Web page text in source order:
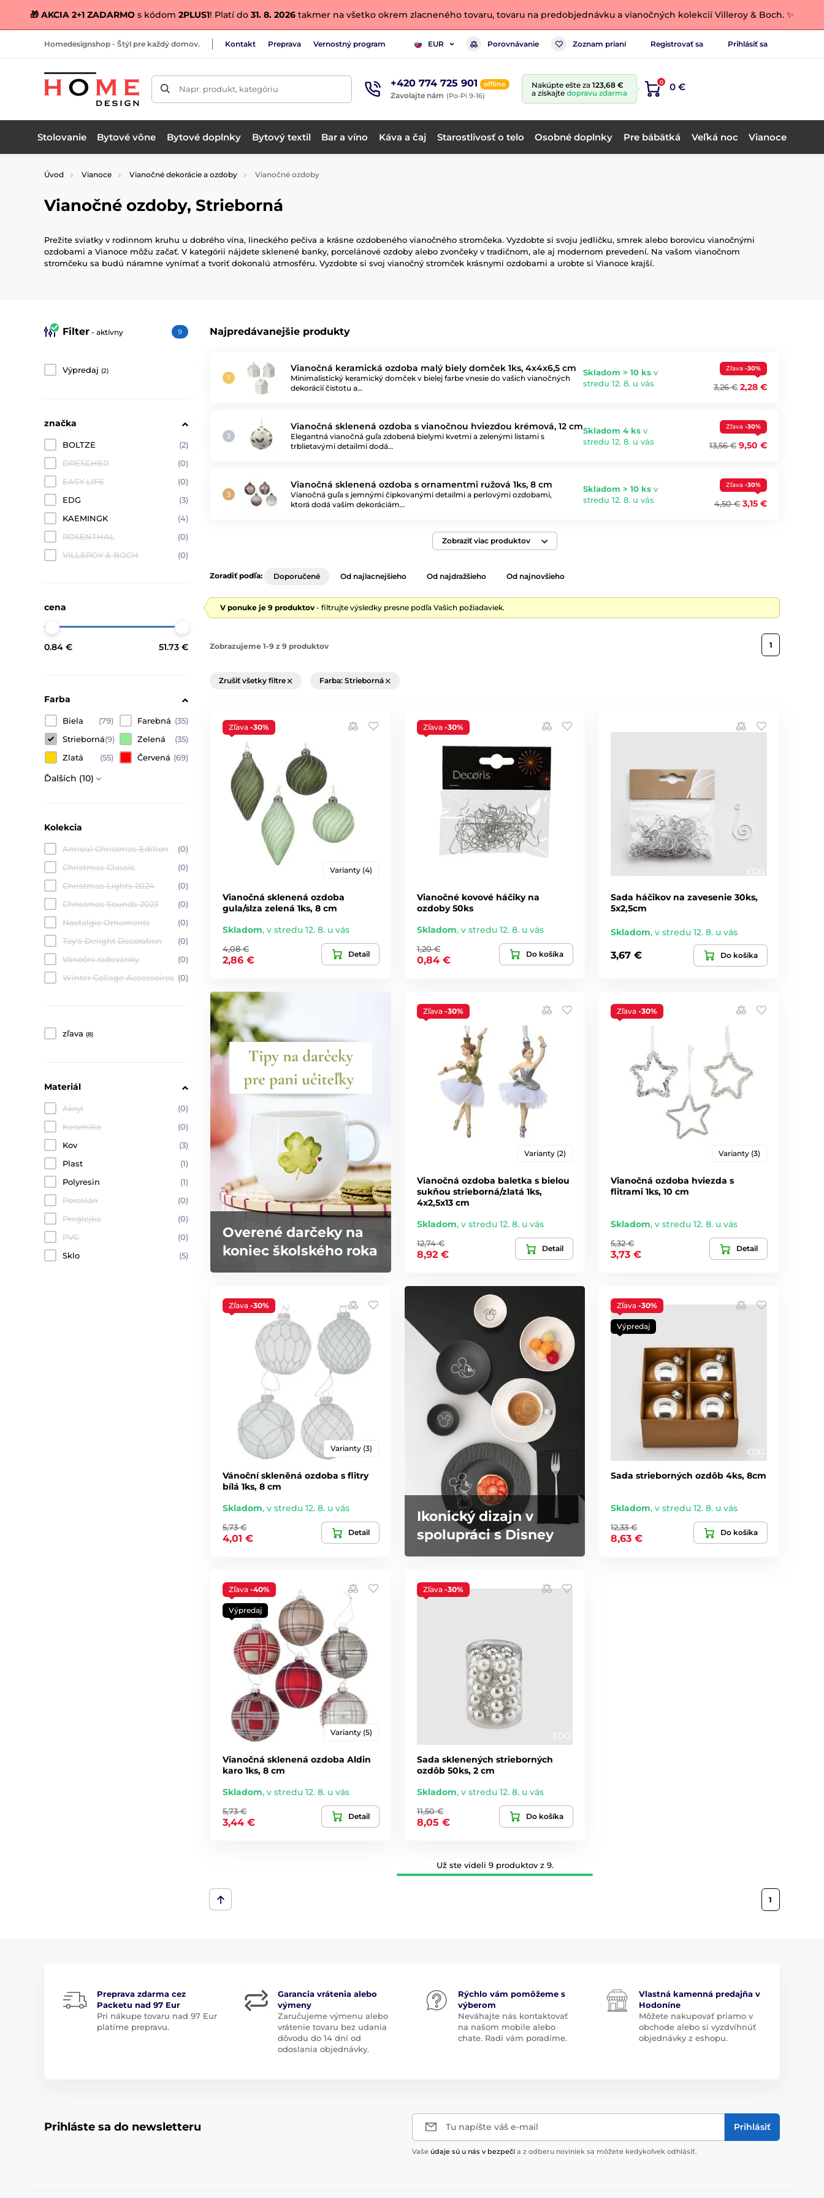
🎁 AKCIA 2+1 ZADARMO s kódom 2PLUS1! Platí do 31. 8. 2026 takmer na všetko okrem zlacneného tovaru, tovaru na predobjednávku a vianočných kolekcií Villeroy & Boch. ✨
Homedesignshop - Štýl pre každý domov. Kontakt Preprava Vernostný program EUR Porovnávanie Zoznam prianí Registrovať sa Prihlásiť sa
Napr. produkt, kategóriu +420 774 725 901 offline
Zavolajte nám (Po-Pi 9-16)
Nakúpte ešte za 123,68 €
a získajte dopravu zdarma
0 0 €
Stolovanie Bytové vône Bytové doplnky Bytový textil Bar a víno Káva a čaj Starostlivosť o telo Osobné doplnky Pre bábätká Veľká noc Vianoce
Úvod Vianoce Vianočné dekorácie a ozdoby Vianočné ozdoby
Vianočné ozdoby, Strieborná
Prežite sviatky v rodinnom kruhu u dobrého vína, lineckého pečiva a krásne ozdobeného vianočného stromčeka. Vyzdobte si svoju jedličku, smrek alebo borovicu vianočnými
ozdobami a Vianoce môžu začať. V kategórii nájdete sklenené banky, porcelánové ozdoby alebo zvončeky v tradičnom, ale aj modernom prevedení. Na vašom vianočnom
stromčeku sa budú náramne vynímať a tvoriť dokonalú atmosféru. Vyzdobte si svoj vianočný stromček krásnymi ozdobami a urobte si Vianoce krajší.
Najpredávanejšie produkty
Vianočná keramická ozdoba malý biely domček 1ks, 4x4x6,5 cm
Minimalistický keramický domček v bielej farbe vnesie do vašich vianočných
dekorácií čistotu a…
Skladom > 10 ks v
stredu 12. 8. u vás
Zľava -30%
3,26 € 2,28 €
Vianočná sklenená ozdoba s vianočnou hviezdou krémová, 12 cm
Elegantná vianočná guľa zdobená bielymi kvetmi a zelenými listami s
trblietavými detailmi dodá…
Skladom 4 ks v
stredu 12. 8. u vás
Zľava -30%
13,56 € 9,50 €
Vianočná sklenená ozdoba s ornamentmi ružová 1ks, 8 cm
Vianočná guľa s jemnými čipkovanými detailmi a perlovými ozdobami,
ktorá dodá vašim dekoráciám…
Skladom > 10 ks v
stredu 12. 8. u vás
Zľava -30%
4,50 € 3,15 €
Zobraziť viac produktov
Filter - aktívny 9
Výpredaj (2)
značka
BOLTZE
(2)
DRESCHER
(0)
EASY LIFE
(0)
EDG
(3)
KAEMINGK
(4)
ROSENTHAL
(0)
VILLEROY & BOCH
(0)
cena
0.84 € 51.73 €
Farba
Biela (79) Farebná (35)
Strieborná(9) Zelená
(35)
Zlatá
(55) Červená (69)
Ďalších (10)
Kolekcia
Annual Christmas Edition
(0)
Christmas Classic
(0)
Christmas Lights 2024
(0)
Christmas Sounds 2023
(0)
Nostalgic Ornaments
(0)
Toy's Delight Decoration
(0)
Vánoční radovánky
(0)
Winter Collage Accessoires (0)
zľava (8)
Materiál
Akryl
(0)
Keramika
(0)
Kov
(3)
Plast
(1)
Polyresin
(1)
Porcelán
(0)
Preglejka
(0)
PVC
(0)
Sklo
(5)
Zoradiť podľa: Doporučené Od najlacnejšieho Od najdražšieho Od najnovšieho
V ponuke je 9 produktov - filtrujte výsledky presne podľa Vašich požiadaviek.
Zobrazujeme 1-9 z 9 produktov 1
Zrušiť všetky filtre Farba: Strieborná
Zľava -30%
Varianty (4)
Vianočná sklenená ozdoba
gula/slza zelená 1ks, 8 cm
Skladom, v stredu 12. 8. u vás
4,08 €
2,86 €
Detail
Zľava -30%
Vianočné kovové háčiky na
ozdoby 50ks
Skladom, v stredu 12. 8. u vás
1,20 €
0,84 €
Do košíka
Sada háčikov na zavesenie 30ks,
5x2,5cm
Skladom,v stredu 12. 8. u vás
3,67 € Do košíka
Overené darčeky na
koniec školského roka
Zľava -30%
Varianty (2)
Vianočná ozdoba baletka s bielou
sukňou strieborná/zlatá 1ks,
4x2,5x13 cm
Skladom, v stredu 12. 8. u vás
12,74 €
8,92 €
Detail
Zľava-30%
Varianty (3)
Vianočná ozdoba hviezda s
flitrami 1ks, 10 cm
Skladom,v stredu 12. 8. u vás
5,32 €
3,73 €
Detail
Zľava -30%
Varianty (3)
Vánoční skleněná ozdoba s flitry
bílá 1ks, 8 cm
Skladom, v stredu 12. 8. u vás
5,73 €
4,01 €
Detail
Ikonický dizajn v
spolupráci s Disney
Zľava-30%
Výpredaj
Sada strieborných ozdôb 4ks, 8cm
Skladom,v stredu 12. 8. u vás
12,33 €
8,63 €
Do košíka
Zľava -40%
Výpredaj
Varianty (5)
Vianočná sklenená ozdoba Aldin
karo 1ks, 8 cm
Skladom, v stredu 12. 8. u vás
5,73 €
3,44 €
Detail
Zľava -30%
Sada sklenených strieborných
ozdôb 50ks, 2 cm
Skladom, v stredu 12. 8. u vás
11,50 €
8,05 €
Do košíka
Už ste videli 9 produktov z 9.
1
Preprava zdarma cez
Packetu nad 97 Eur
Pri nákupe tovaru nad 97 Eur
platíme prepravu.
Garancia vrátenia alebo
výmeny
Zaručujeme výmenu alebo
vrátenie tovaru bez udania
dôvodu do 14 dní od
odoslania objednávky.
Rýchlo vám pomôžeme s
výberom
Neváhajte nás kontaktovať
na našom mobile alebo
chate. Radi vám poradíme.
Vlastná kamenná predajňa v
Hodoníne
Môžete nakupovať priamo v
obchode alebo si vyzdvihnúť
objednávky z eshopu.
Prihláste sa do newsletteru Tu napíšte váš e-mail Prihlásiť
Vaše údaje sú u nás v bezpečí a z odberu noviniek sa môžete kedykoľvek odhlásiť.